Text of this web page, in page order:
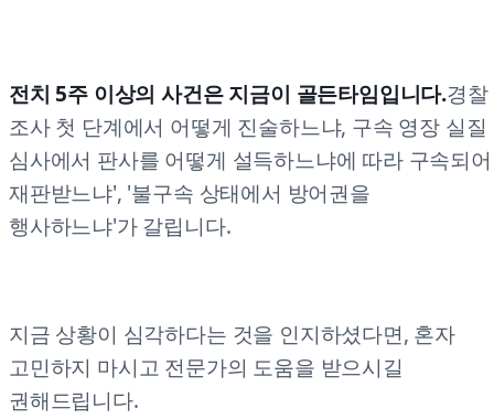
전치 5주 이상의 사건은 지금이 골든타임입니다.경찰
조사 첫 단계에서 어떻게 진술하느냐, 구속 영장 실질
심사에서 판사를 어떻게 설득하느냐에 따라 구속되어
재판받느냐', '불구속 상태에서 방어권을
행사하느냐'가 갈립니다.
지금 상황이 심각하다는 것을 인지하셨다면, 혼자
고민하지 마시고 전문가의 도움을 받으시길
권해드립니다.